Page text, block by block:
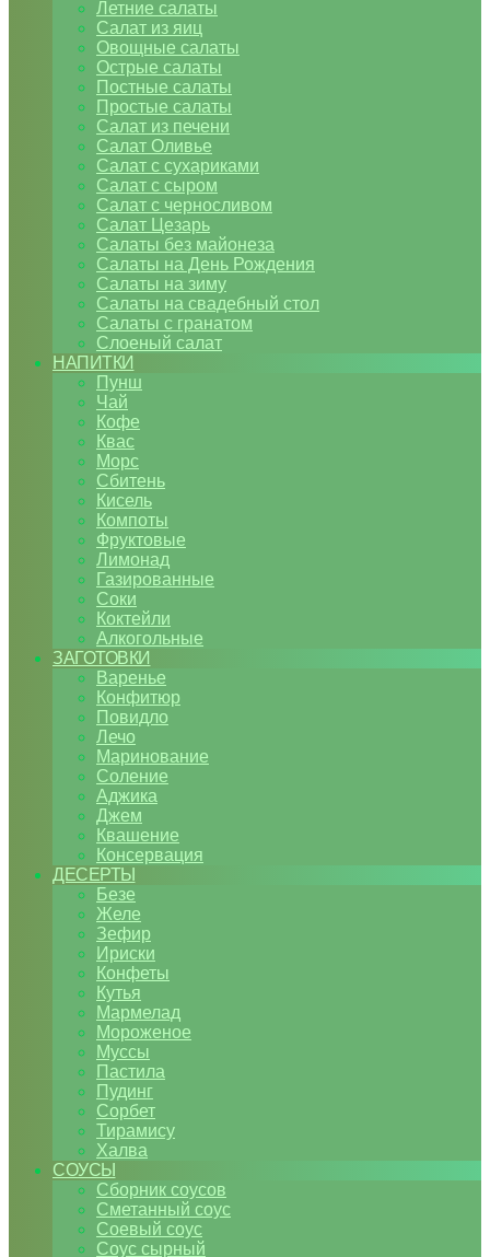
Летние салаты
Салат из яиц
Овощные салаты
Острые салаты
Постные салаты
Простые салаты
Салат из печени
Салат Оливье
Салат с сухариками
Салат с сыром
Салат с черносливом
Салат Цезарь
Салаты без майонеза
Салаты на День Рождения
Салаты на зиму
Салаты на свадебный стол
Салаты с гранатом
Слоеный салат
НАПИТКИ
Пунш
Чай
Кофе
Квас
Морс
Сбитень
Кисель
Компоты
Фруктовые
Лимонад
Газированные
Соки
Коктейли
Алкогольные
ЗАГОТОВКИ
Варенье
Конфитюр
Повидло
Лечо
Маринование
Соление
Аджика
Джем
Квашение
Консервация
ДЕСЕРТЫ
Безе
Желе
Зефир
Ириски
Конфеты
Кутья
Мармелад
Мороженое
Муссы
Пастила
Пудинг
Сорбет
Тирамису
Халва
СОУСЫ
Сборник соусов
Сметанный соус
Соевый соус
Соус сырный